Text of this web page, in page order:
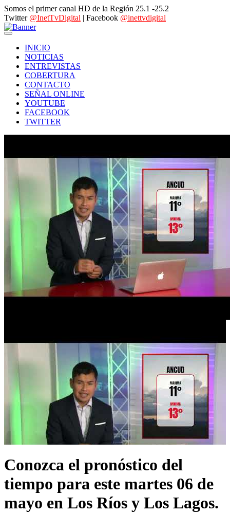
Somos el primer canal HD de la Región 25.1 -25.2
Twitter @InetTvDigital | Facebook @inettvdigital
INICIO
NOTICIAS
ENTREVISTAS
COBERTURA
CONTACTO
SEÑAL ONLINE
YOUTUBE
FACEBOOK
TWITTER
Conozca el pronóstico del
tiempo para este martes 06 de
mayo en Los Ríos y Los Lagos.